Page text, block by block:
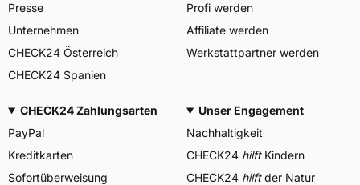
Presse
Unternehmen
CHECK24 Österreich
CHECK24 Spanien
Profi werden
Affiliate werden
Werkstattpartner werden
CHECK24 Zahlungsarten
PayPal
Kreditkarten
Sofortüberweisung
Unser Engagement
Nachhaltigkeit
CHECK24 hilftKindern
CHECK24 hilftder Natur